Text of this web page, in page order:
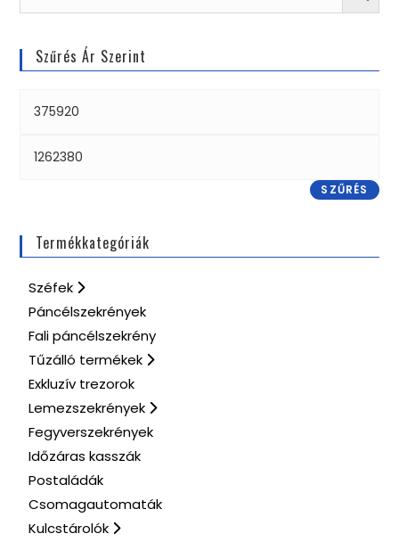
Szűrés Ár Szerint
SZŰRÉS
Termékkategóriák
Széfek
Páncélszekrények
Fali páncélszekrény
Tűzálló termékek
Exkluzív trezorok
Lemezszekrények
Fegyverszekrények
Időzáras kasszák
Postaládák
Csomagautomaták
Kulcstárolók